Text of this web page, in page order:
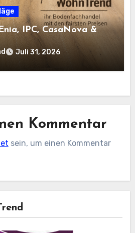
IPC, CasaNova &
Juli 31, 2026
Kommentar
sein, um einen Kommentar